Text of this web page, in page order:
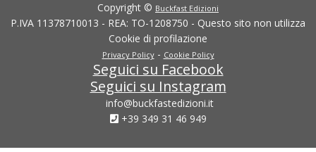
Copyright © Buckfast Edizioni
P.IVA 11378710013 - REA: TO-1208750 - Questo sito non utilizza
Cookie di profilazione
Privacy Policy- Cookie Policy
Seguici su Facebook
Seguici su Instagram
info@buckfastedizioni.it
+39 349 31 46 949